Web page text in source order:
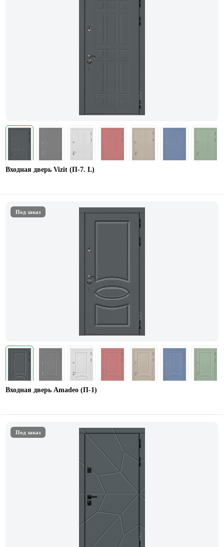
Входная дверь Vizit (П-7. L)
Под заказ
Входная дверь Amadeo (П-1)
Под заказ